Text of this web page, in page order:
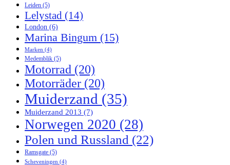
Leiden (5)
Lelystad (14)
London (6)
Marina Bingum (15)
Marken (4)
Medemblik (5)
Motorrad (20)
Motorräder (20)
Muiderzand (35)
Muiderzand 2013 (7)
Norwegen 2020 (28)
Polen und Russland (22)
Ramsgate (5)
Scheveningen (4)